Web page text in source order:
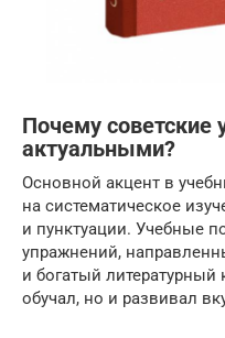
Почему советские
актуальными?
Основной акцент в
на систематическое
и пунктуации. Учебные
упражнений,
и богатый литературный
обучал, но и развивал